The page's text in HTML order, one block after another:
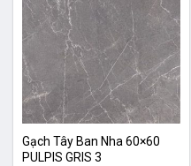
Gạch Tây Ban Nha 60×60
PULPIS GRIS 3